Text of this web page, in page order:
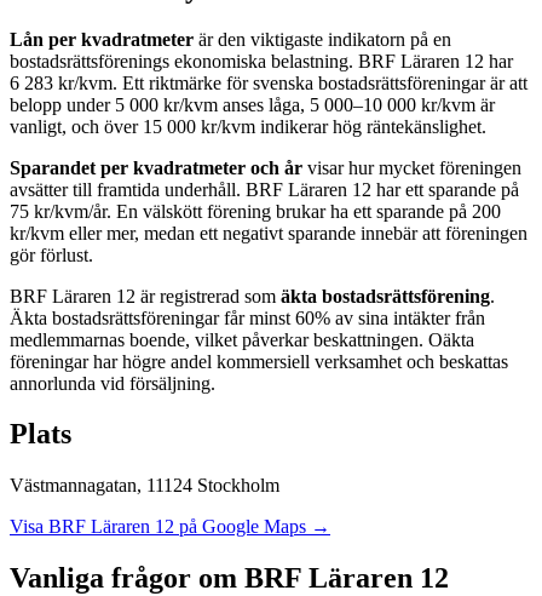
Lån per kvadratmeter är den viktigaste indikatorn på en
bostadsrättsförenings ekonomiska belastning. BRF Läraren 12 har
6 283 kr/kvm. Ett riktmärke för svenska bostadsrättsföreningar är att
belopp under 5 000 kr/kvm anses låga, 5 000–10 000 kr/kvm är
vanligt, och över 15 000 kr/kvm indikerar hög räntekänslighet.
Sparandet per kvadratmeter och år visar hur mycket föreningen
avsätter till framtida underhåll. BRF Läraren 12 har ett sparande på
75 kr/kvm/år. En välskött förening brukar ha ett sparande på 200
kr/kvm eller mer, medan ett negativt sparande innebär att föreningen
gör förlust.
BRF Läraren 12 är registrerad som äkta bostadsrättsförening.
Äkta bostadsrättsföreningar får minst 60% av sina intäkter från
medlemmarnas boende, vilket påverkar beskattningen. Oäkta
föreningar har högre andel kommersiell verksamhet och beskattas
annorlunda vid försäljning.
Plats
Västmannagatan, 11124 Stockholm
Visa BRF Läraren 12 på Google Maps →
Vanliga frågor om BRF Läraren 12